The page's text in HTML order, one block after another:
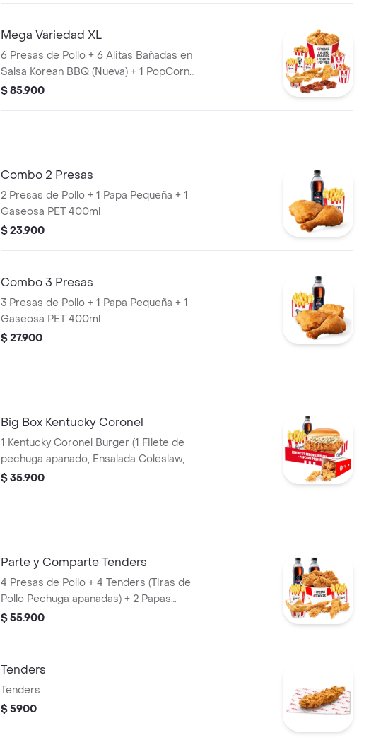
Mega Variedad XL
6 Presas de Pollo + 6 Alitas Bañadas en
Salsa Korean BBQ (Nueva) + 1 PopCorn
Mediano + 4 Tenders (Tiras de Pollo
$ 85.900
Combo 2 Presas
2 Presas de Pollo + 1 Papa Pequeña + 1
Gaseosa PET 400ml
$ 23.900
Combo 3 Presas
3 Presas de Pollo + 1 Papa Pequeña + 1
Gaseosa PET 400ml
$ 27.900
Big Box Kentucky Coronel
1 Kentucky Coronel Burger (1 Filete de
pechuga apanado, Ensalada Coleslaw,
BBQ y mantequilla) + 1 Pop Corn
$ 35.900
Parte y Comparte Tenders
4 Presas de Pollo + 4 Tenders (Tiras de
Pollo Pechuga apanadas) + 2 Papas
Pequeñas + 1 Balde de Salsa 100g + 2
$ 55.900
Tenders
Tenders
$ 5900